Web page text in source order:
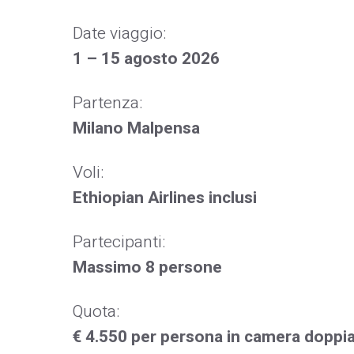
Date viaggio:
1 – 15 agosto 2026
Partenza:
Milano Malpensa
Voli:
Ethiopian Airlines inclusi
Partecipanti:
Massimo 8 persone
Quota:
€ 4.550 per persona in camera